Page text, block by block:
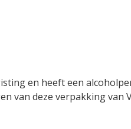
en heeft een
van deze verpakking van